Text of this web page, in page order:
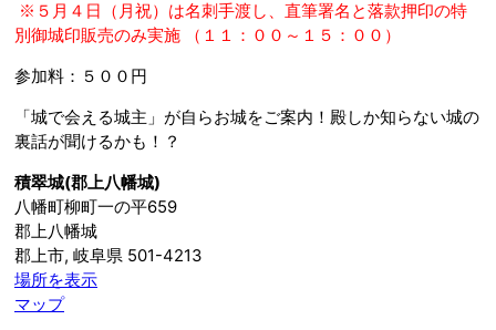
御
探
（殿
さ
ま
直
筆
特
別
御
城
※５月４日（月祝）は名刺手渡し、直筆署名と落款押印の特
別御城印販売のみ実施 （１１：００～１５：００）
参加料：５００円
「城で会える城主」が自らお城をご案内！殿しか知らない城の
裏話が聞けるかも！？
積翠城(郡上八幡城)
八幡町柳町一の平659
郡上八幡城
郡上市, 岐阜県 501-4213
場所を表示
マップ積